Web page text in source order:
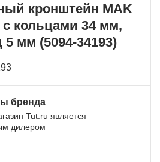
кронштейн MAK
с кольцами 34 мм,
5 мм (5094-34193)
бренда
Tut.ru является
дилером